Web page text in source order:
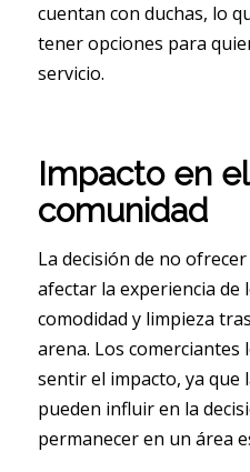
cuentan con duchas, lo
tener opciones para
servicio.
Impacto en
comunidad
La decisión de no
afectar la experiencia de
comodidad y limpieza
arena. Los
sentir el impacto, ya que
pueden influir en la
permanecer en un área